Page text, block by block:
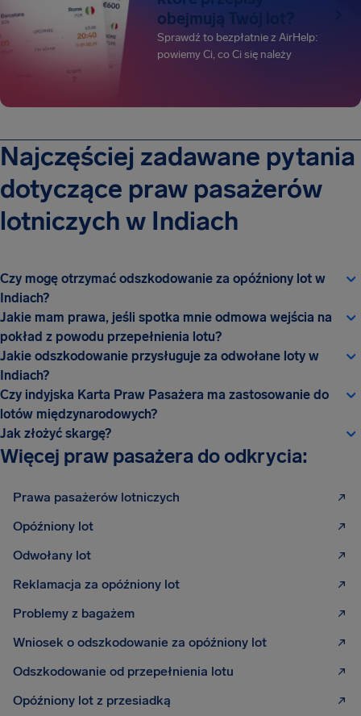
obejmują Twój lot?
Sprawdź to bezpłatnie z AirHelp:
powiemy Ci, co Ci się należy
Najczęściej zadawane pytania
dotyczące praw pasażerów
lotniczych w Indiach
Czy mogę otrzymać odszkodowanie za opóźniony lot w
Indiach?
Jakie mam prawa, jeśli spotka mnie odmowa wejścia na
pokład z powodu przepełnienia lotu?
Jakie odszkodowanie przysługuje za odwołane loty w
Indiach?
Czy indyjska Karta Praw Pasażera ma zastosowanie do
lotów międzynarodowych?
Jak złożyć skargę?
Więcej praw pasażera do odkrycia:
Prawa pasażerów lotniczych
Opóźniony lot
Odwołany lot
Reklamacja za opóźniony lot
Problemy z bagażem
Wniosek o odszkodowanie za opóźniony lot
Odszkodowanie od przepełnienia lotu
Opóźniony lot z przesiadką